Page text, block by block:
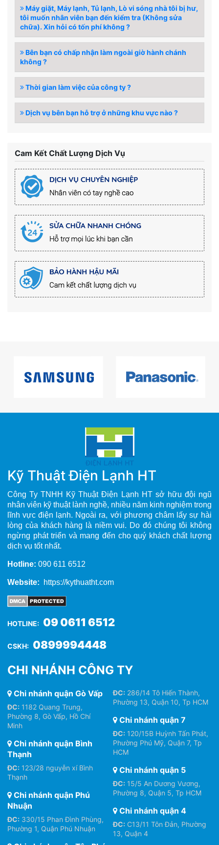
Máy giặt, Máy lạnh, Tủ lạnh, Lò vi sóng nhà tôi bị hư,
tôi muốn nhân viên bạn đến kiểm tra (Không sửa
chữa). Xin hỏi có tốn phí không ?
Bên bạn có chấp nhận làm ngoài giờ hành chánh
không ?
Thời gian làm việc của công ty ?
Dịch vụ bên bạn hỗ trợ ở những khu vực nào ?
Cam Kết Chất Lượng Dịch Vụ
Kỹ Thuật Điện Lạnh HT
Công Ty TNHH Kỹ Thuật Điện Lạnh HT sở hữu đội ngũ
nhân viên kỹ thuật lành nghề, nhiều năm kinh nghiệm trong
lĩnh vực điện lạnh. Ngoài ra, với phương châm lấy sự hài
lòng của khách hàng là niềm vui. Do đó chúng tôi không
ngừng phát triển và mang đến cho quý khách chất lượng
dịch vụ tốt nhất.
Hotline: 090 611 6512
Website: https://kythuatht.com
HOTLINE: 09 0611 6512
CSKH: 0899994448
CHI NHÁNH CÔNG TY
Chi nhánh quận Gò Vấp
ĐC: 1182 Quang Trung,
Phường 8, Gò Vấp, Hồ Chí
Minh
Chi nhánh quận Bình
Thạnh
ĐC: 123/28 nguyễn xí Bình
Thạnh
Chi nhánh quận Phú
Nhuận
ĐC: 330/15 Phan Đình Phùng,
Phường 1, Quận Phú Nhuận
ĐC: 286/14 Tô Hiến Thành,
Phường 13, Quận 10, Tp HCM
Chi nhánh quận 7
ĐC: 120/15B Huỳnh Tấn Phát,
Phường Phú Mỹ, Quận 7, Tp
HCM
Chi nhánh quận 5
ĐC: 15/5 An Dương Vương,
Phường 8, Quận 5, Tp HCM
Chi nhánh quận 4
ĐC: C13/11 Tôn Đản, Phường
13, Quận 4